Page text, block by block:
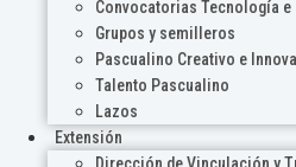
Convocatorias Tecnología e
Grupos y semilleros
Pascualino Creativo e
Talento Pascualino
Lazos
Extensión